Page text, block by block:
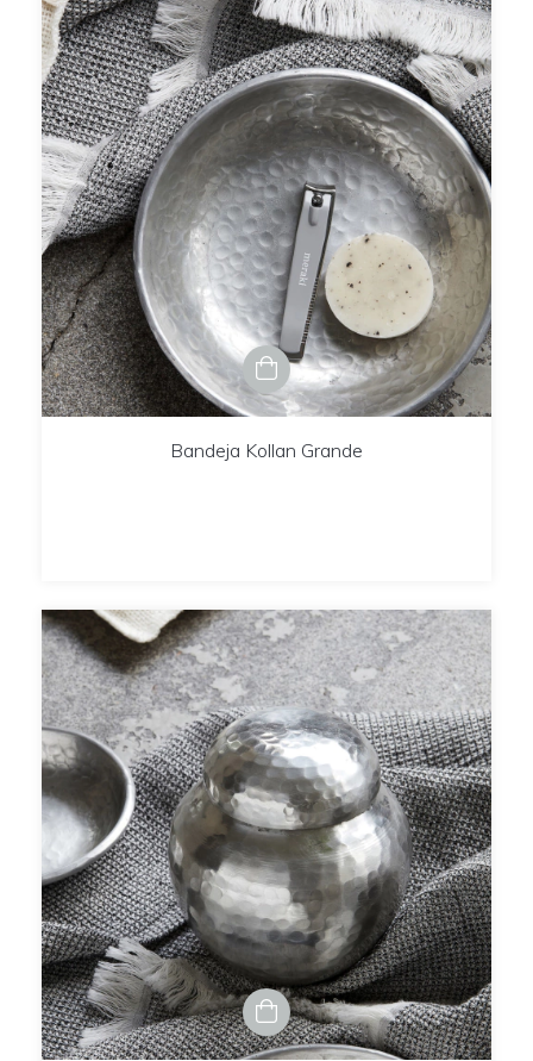
Bandeja Kollan Grande